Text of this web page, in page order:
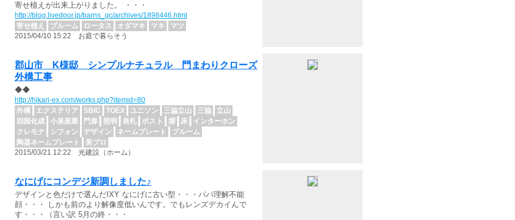
寄せ植えが出来上がりました。 ・・・
http://blog.livedoor.jp/barns_gc/archives/1898446.html
寄せ植え
ブルーム ロータス オダマキ マキ
マツ
2015/04/10 15:22 お庭で暮らそう
郡山市 K様邸 シンプルナチュラル 門まわりクローズ
外構工事
◆◆
http://hikari-ex.com/works.php?itemid=80
外構
エクステリア SBIC TOEX ユニソン 三協立山 三協
立山
四国化成
小泉産業 門扉 照明 表札 ポスト 塀 床
インターホン
クレモナ
シフォン デザイン ネームプレート
ブルーム
陶器ネームプレート
美ブロ
2015/03/21 12:22 光建設（ホーム）
なにげにコンデジ新調しました♪
デザインと色だけで選んだIXY なにげに古い型・・・パパ理解不能
顔・・・ しかも前のより解像度低いんです。でもレンズデカイんで
す・・・（言い訳 5月の終・・・